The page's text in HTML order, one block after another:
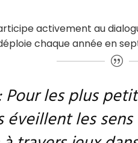
activement au
chaque année en
les plus
éveillent les